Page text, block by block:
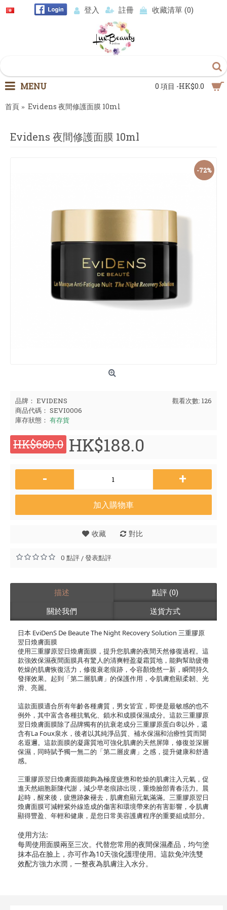
登入 註冊 收藏清單 (0)
0 項目 -HK$0.0
MENU
首頁 Evidens 夜間修護面膜 10ml
Evidens 夜間修護面膜 10ml
-72%
觀看次數: 126
品牌： EVIDENS
商品代碼： SEVI0006
庫存狀態： 有存貨
HK$680.0 HK$188.0
- +
加入購物車
收藏 對比
0 點評/發表點評
描述
點評 (0)
關於我們
送貨方式
日本 EviDenS De Beaute The Night Recovery Solution 三重膠原
翌日煥膚面膜
使用三重膠原翌日煥膚面膜，提升您肌膚的夜間天然修復過程。這
款強效保濕夜間面膜具有驚人的清爽輕盈凝霜質地，能夠幫助疲倦
乾燥的肌膚恢復活力，修復衰老痕跡，令容顏煥然一新，瞬間持久
發揮效果。起到「第二層肌膚」的保護作用，令肌膚愈顯柔韌、光
滑、亮麗。
這款面膜適合所有年齡各種膚質，男女皆宜，即便是最敏感的也不
例外，其中富含各種抗氧化、鎖水和成膜保濕成分。這款三重膠原
翌日煥膚面膜除了品牌獨有的抗衰老成分三重膠原蛋白®以外，還
含有La Foux泉水，後者以其純淨品質、補水保濕和治療性質而聞
名遐邇。這款面膜的凝露質地可強化肌膚的天然屏障，修復並深層
保濕，同時賦予獨一無二的「第二層皮膚」之感，提升健康和舒適
感。
三重膠原翌日煥膚面膜能夠為極度疲憊和乾燥的肌膚注入元氣，促
進天然細胞新陳代謝，減少早老痕跡出現，重煥臉部青春活力。晨
起時，醒來後，疲憊跡象褪去，肌膚愈顯元氣滿滿。三重膠原翌日
煥膚面膜可減輕紫外線造成的傷害和環境帶來的有害影響，令肌膚
顯得豐盈、年輕和健康，是您日常美容護膚程序的重要組成部分。
使用方法:
每周使用面膜兩至三次。代替您常用的夜間保濕產品，均勻塗
抹本品在臉上，亦可作為10天強化護理使用。這款免沖洗雙
效配方強力水潤，一整夜為肌膚注入水分。